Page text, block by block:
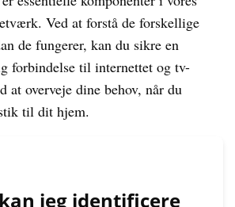
Ved at forstå de forskellige
de fungerer, kan du sikre en
forbindelse til internettet og tv-
at overveje dine behov, når du
til dit hjem.
jeg identificere